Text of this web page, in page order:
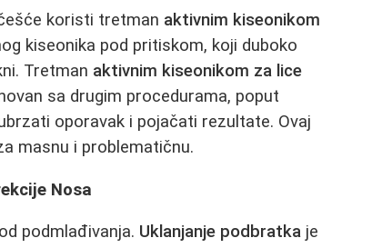
koristi tretman aktivnim kiseonikom
kiseonika pod pritiskom, koji duboko
Tretman aktivnim kiseonikom za lice
sa drugim procedurama, poput
oporavak i pojačati rezultate. Ovaj
masnu i problematičnu.
Nosa
podmlađivanja. Uklanjanje podbratka je